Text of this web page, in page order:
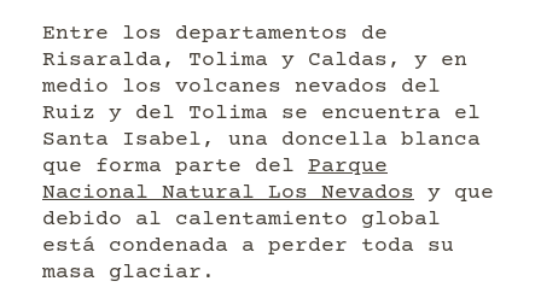
Entre los departamentos de
Risaralda, Tolima y Caldas, y en
medio los volcanes nevados del
Ruiz y del Tolima se encuentra el
Santa Isabel, una doncella blanca
que forma parte del Parque
Nacional Natural Los Nevados y que
debido al calentamiento global
está condenada a perder toda su
masa glaciar.